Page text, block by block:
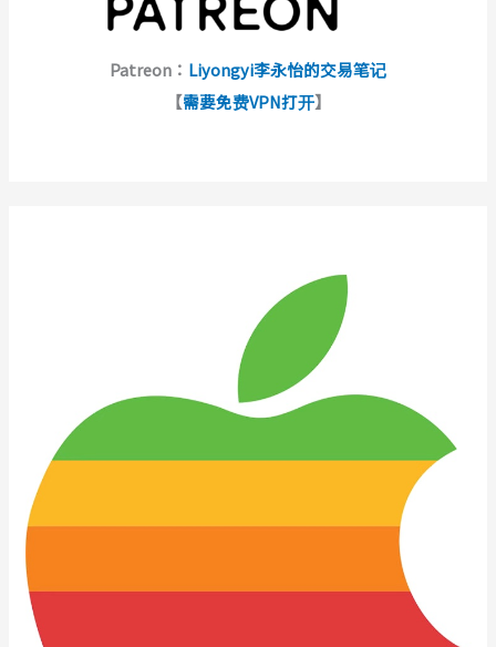
Patreon： Liyongyi李永怡的交易笔记
【需要免费VPN打开】